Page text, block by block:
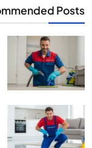
Posts